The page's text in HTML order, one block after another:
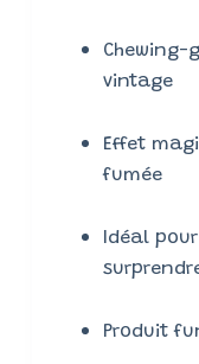
vintage
Effet
fumée
Idéal
Produit